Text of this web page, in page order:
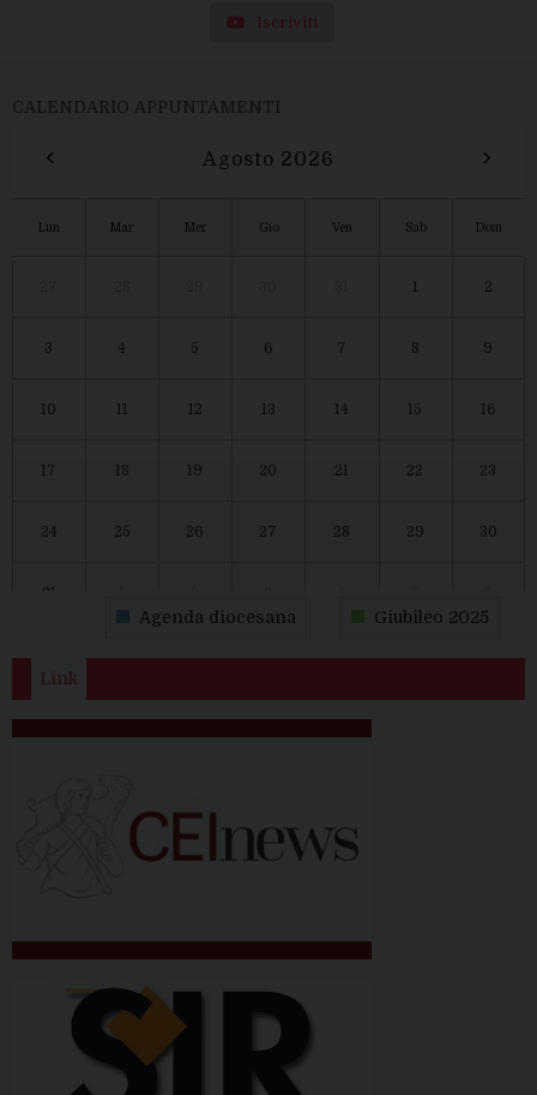
Iscriviti
CALENDARIO APPUNTAMENTI
‹ Agosto 2026 ›
Lun Mar Mer Gio Ven Sab Dom
1 2
3 4 5 6 7 8 9
10 11 12 13 14 15 16
17 18 19 20 21 22 23
24 25 26 27 28 29 30
31
Agenda diocesana Giubileo 2025
Link